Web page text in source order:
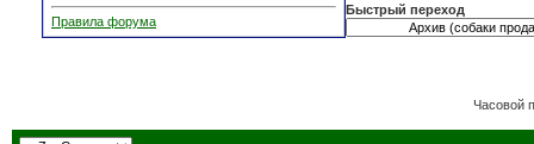
Правила форума
Быстрый переход
Часовой